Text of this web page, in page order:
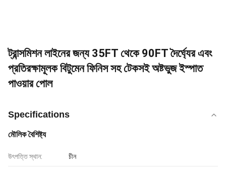
ট্রান্সমিশন লাইনের জন্য 35FT থেকে 90FT দৈর্ঘ্যের এবং
প্রতিরক্ষামূলক বিটুমেন ফিনিস সহ টেকসই অষ্টভুজ ইস্পাত
পাওয়ার পোল
Specifications
মৌলিক বৈশিষ্ট্য
উৎপত্তি স্থান: চীন